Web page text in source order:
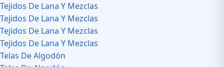
Tejidos De Lana Y Mezclas
Tejidos De Lana Y Mezclas
Tejidos De Lana Y Mezclas
Tejidos De Lana Y Mezclas
Telas De Algodón